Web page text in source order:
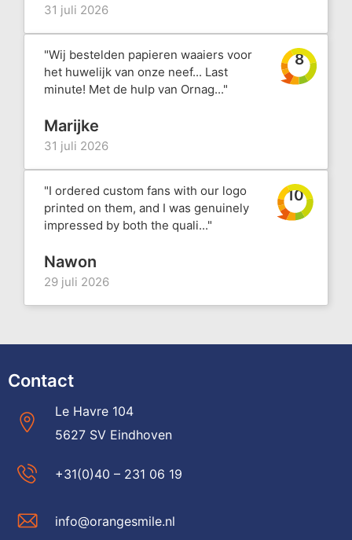
31 juli 2026
"Wij bestelden papieren waaiers voor
het huwelijk van onze neef... Last
minute! Met de hulp van Ornag..."
8
Marijke
31 juli 2026
"I ordered custom fans with our logo
printed on them, and I was genuinely
impressed by both the quali..."
10
Nawon
29 juli 2026
Contact
Le Havre 104
5627 SV Eindhoven
+31(0)40 – 231 06 19
info@orangesmile.nl